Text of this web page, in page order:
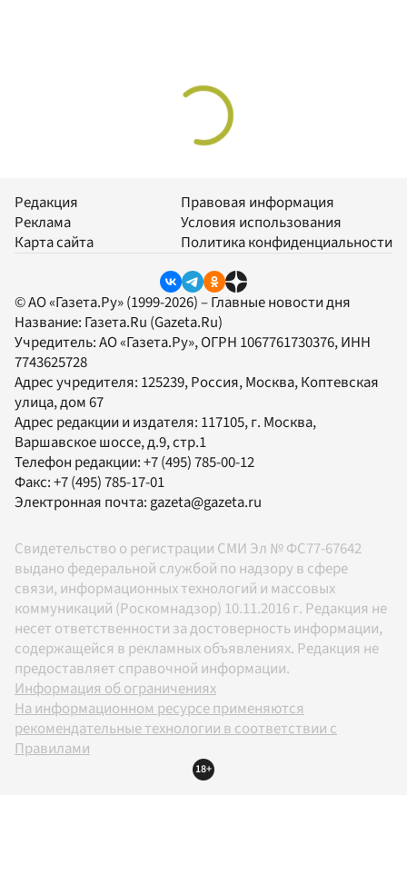
Редакция
Реклама
Карта сайта
Правовая информация
Условия использования
Политика конфиденциальности
© АО «Газета.Ру» (1999-2026) – Главные новости дня
Название: Газета.Ru (Gazeta.Ru)
Учредитель:АО «Газета.Ру», ОГРН 1067761730376, ИНН
7743625728
Адрес учредителя: 125239, Россия, Москва, Коптевская
улица, дом 67
Адрес редакции и издателя: 117105, г. Москва,
Варшавское шоссе, д.9, стр.1
Телефон редакции:+7 (495) 785-00-12
Факс:+7 (495) 785-17-01
Электронная почта:gazeta@gazeta.ru
Свидетельство о регистрации СМИ Эл № ФС77-67642
выдано федеральной службой по надзору в сфере
связи, информационных технологий и массовых
коммуникаций (Роскомнадзор) 10.11.2016 г. Редакция не
несет ответственности за достоверность информации,
содержащейся в рекламных объявлениях. Редакция не
предоставляет справочной информации.
Информация об ограничениях
На информационном ресурсе применяются
рекомендательные технологии в соответствии с
Правилами
18+